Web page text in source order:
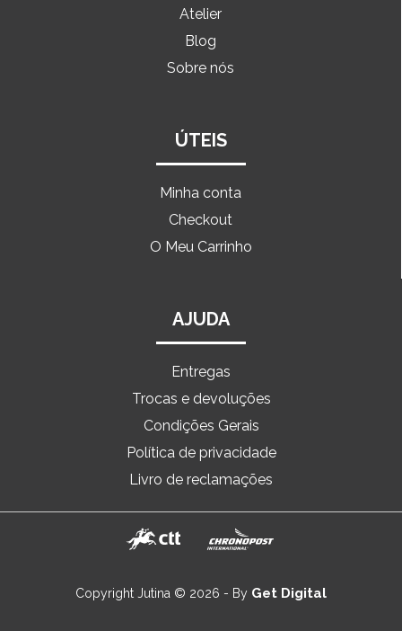
Atelier
Blog
Sobre nós
ÚTEIS
Minha conta
Checkout
O Meu Carrinho
AJUDA
Entregas
Trocas e devoluções
Condições Gerais
Política de privacidade
Livro de reclamações
Copyright Jutina © 2026 - By Get Digital